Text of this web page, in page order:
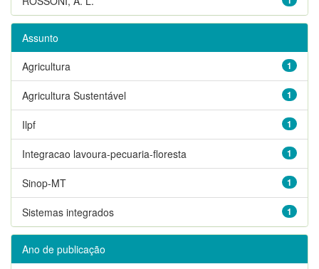
Assunto
1
Agricultura
1
Agricultura Sustentável
1
Ilpf
1
Integracao lavoura-pecuaria-floresta
1
Sinop-MT
1
Sistemas integrados
Ano de publicação